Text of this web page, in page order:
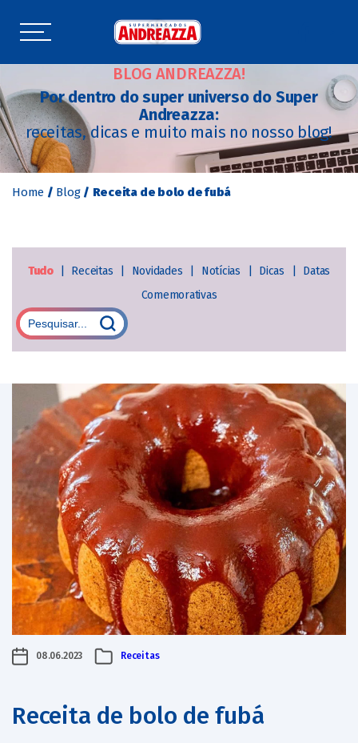
BLOG ANDREAZZA!
Por dentro do super universo do Super
Andreazza:
receitas, dicas e muito mais no nosso blog!
Home / Blog / Receita de bolo de fubá
Tudo Receitas Novidades Notícias Dicas
Datas
Comemorativas
08.06.2023 Receitas
Receita de bolo de fubá